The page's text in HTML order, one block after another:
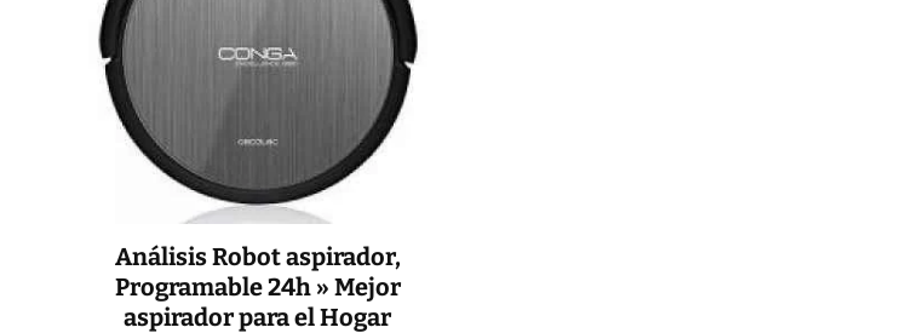
Análisis Robot aspirador,
Programable 24h » Mejor
aspirador para el Hogar